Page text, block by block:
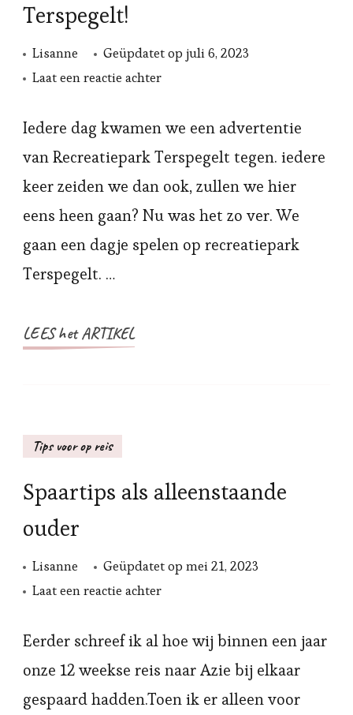
Terspegelt!
Lisanne Geüpdatet op juli 6, 2023
Laat een reactie achterop
dagje
naar
Terspegelt!
Iedere dag kwamen we een advertentie
van Recreatiepark Terspegelt tegen. iedere
keer zeiden we dan ook, zullen we hier
eens heen gaan? Nu was het zo ver. We
gaan een dagje spelen op recreatiepark
Terspegelt. …
LEES het ARTIKEL
Tips voor op reis
Spaartips als alleenstaande
ouder
Lisanne Geüpdatet op mei 21, 2023
Laat een reactie achterop
als
alleenstaande
Eerder schreef ik al hoe wij binnen een jaar
onze 12 weekse reis naar Azie bij elkaar
gespaard hadden.Toen ik er alleen voor